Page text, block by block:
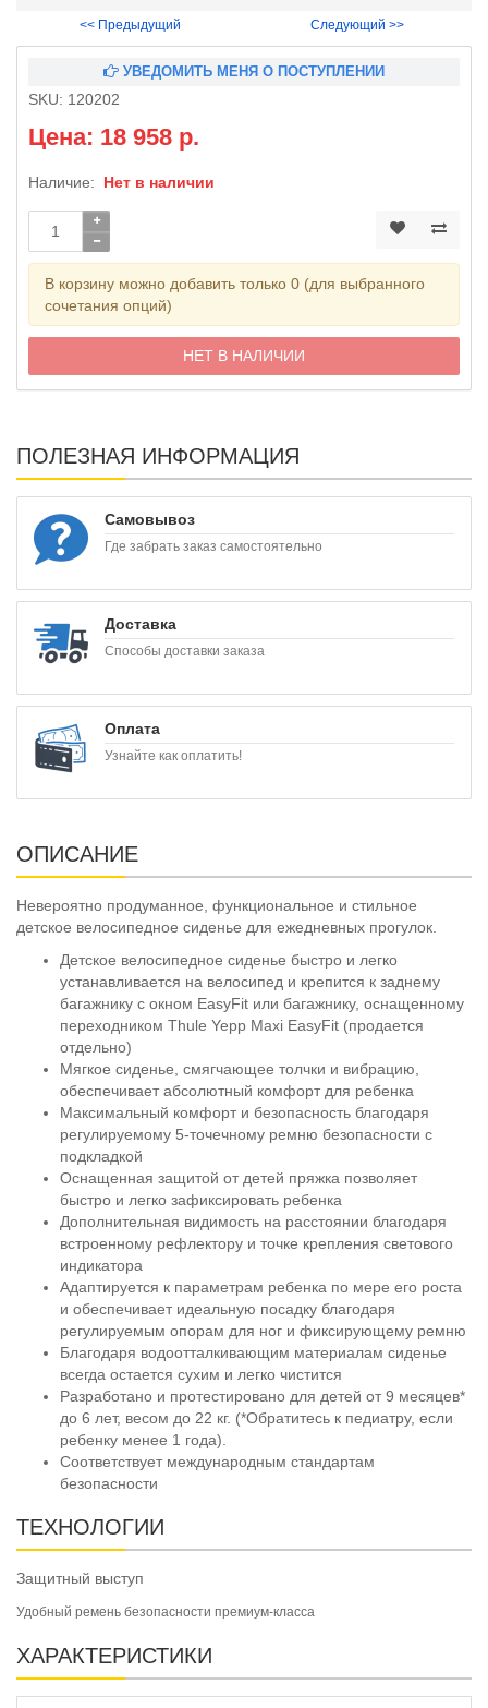
<< Предыдущий Следующий >>
УВЕДОМИТЬ МЕНЯ О ПОСТУПЛЕНИИ
SKU: 120202
Цена: 18 958 р.
Наличие: Нет в наличии
В корзину можно добавить только 0 (для выбранного
сочетания опций)
НЕТ В НАЛИЧИИ
ПОЛЕЗНАЯ ИНФОРМАЦИЯ
Самовывоз
Где забрать заказ самостоятельно
Доставка
Способы доставки заказа
Оплата
Узнайте как оплатить!
ОПИСАНИЕ
Невероятно продуманное, функциональное и стильное
детское велосипедное сиденье для ежедневных прогулок.
Детское велосипедное сиденье быстро и легко
устанавливается на велосипед и крепится к заднему
багажнику с окном EasyFit или багажнику, оснащенному
переходником Thule Yepp Maxi EasyFit (продается
отдельно)
Мягкое сиденье, смягчающее толчки и вибрацию,
обеспечивает абсолютный комфорт для ребенка
Максимальный комфорт и безопасность благодаря
регулируемому 5-точечному ремню безопасности с
подкладкой
Оснащенная защитой от детей пряжка позволяет
быстро и легко зафиксировать ребенка
Дополнительная видимость на расстоянии благодаря
встроенному рефлектору и точке крепления светового
индикатора
Адаптируется к параметрам ребенка по мере его роста
и обеспечивает идеальную посадку благодаря
регулируемым опорам для ног и фиксирующему ремню
Благодаря водоотталкивающим материалам сиденье
всегда остается сухим и легко чистится
Разработано и протестировано для детей от 9 месяцев*
до 6 лет, весом до 22 кг. (*Обратитесь к педиатру, если
ребенку менее 1 года).
Соответствует международным стандартам
безопасности
ТЕХНОЛОГИИ
Защитный выступ
Удобный ремень безопасности премиум-класса
ХАРАКТЕРИСТИКИ